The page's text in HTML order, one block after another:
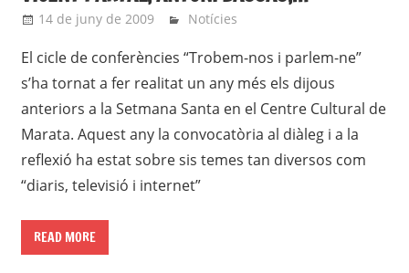
14 de juny de 2009 roger
Notícies
El cicle de conferències “Trobem-nos i parlem-ne”
s’ha tornat a fer realitat un any més els dijous
anteriors a la Setmana Santa en el Centre Cultural de
Marata. Aquest any la convocatòria al diàleg i a la
reflexió ha estat sobre sis temes tan diversos com
“diaris, televisió i internet”
READ MORE